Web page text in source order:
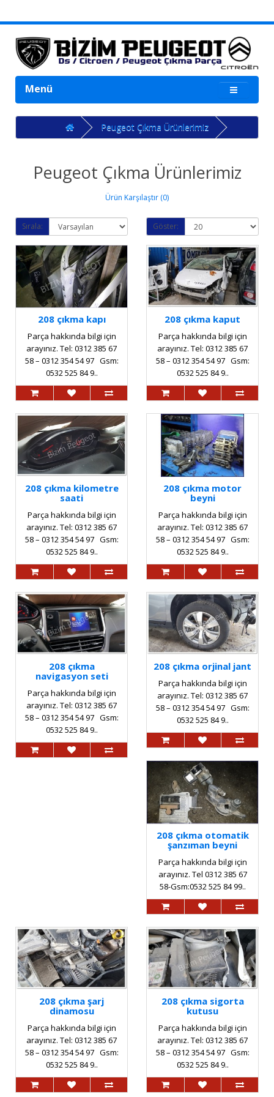
Menü
Peugeot Çıkma Ürünlerimiz
Peugeot Çıkma Ürünlerimiz
Ürün Karşılaştır (0)
Sırala: Göster:
208 çıkma kapı
Parça hakkında bilgi için
arayınız. Tel: 0312 385 67
58 – 0312 354 54 97 Gsm:
0532 525 84 9..
208 çıkma kaput
Parça hakkında bilgi için
arayınız. Tel: 0312 385 67
58 – 0312 354 54 97 Gsm:
0532 525 84 9..
208 çıkma kilometre
saati
Parça hakkında bilgi için
arayınız. Tel: 0312 385 67
58 – 0312 354 54 97 Gsm:
0532 525 84 9..
208 çıkma motor
beyni
Parça hakkında bilgi için
arayınız. Tel: 0312 385 67
58 – 0312 354 54 97 Gsm:
0532 525 84 9..
208 çıkma
navigasyon seti
Parça hakkında bilgi için
arayınız. Tel: 0312 385 67
58 – 0312 354 54 97 Gsm:
0532 525 84 9..
208 çıkma orjinal jant
Parça hakkında bilgi için
arayınız. Tel: 0312 385 67
58 – 0312 354 54 97 Gsm:
0532 525 84 9..
208 çıkma otomatik
şanzıman beyni
Parça hakkında bilgi için
arayınız. Tel 0312 385 67
58-Gsm:0532 525 84 99..
208 çıkma şarj
dinamosu
Parça hakkında bilgi için
arayınız. Tel: 0312 385 67
58 – 0312 354 54 97 Gsm:
0532 525 84 9..
208 çıkma sigorta
kutusu
Parça hakkında bilgi için
arayınız. Tel: 0312 385 67
58 – 0312 354 54 97 Gsm:
0532 525 84 9..